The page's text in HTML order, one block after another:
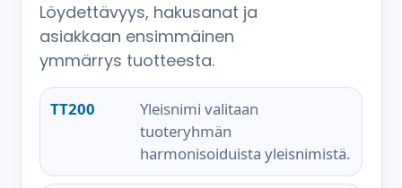
Löydettävyys, hakusanat ja
asiakkaan ensimmäinen
ymmärrys tuotteesta.
TT200
Yleisnimi valitaan
tuoteryhmän
harmonisoiduista yleisnimistä.